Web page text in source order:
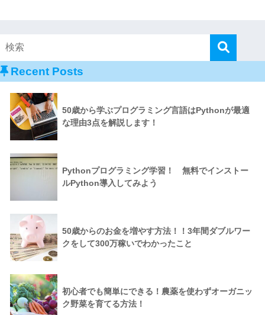
Recent Posts
50歳から学ぶプログラミング言語はPythonが最適
な理由3点を解説します！
Pythonプログラミング学習！ 無料でインストー
ルPython導入してみよう
50歳からのお金を増やす方法！！3年間ダブルワー
クをして300万稼いでわかったこと
初心者でも簡単にできる！農薬を使わずオーガニッ
ク野菜を育てる方法！